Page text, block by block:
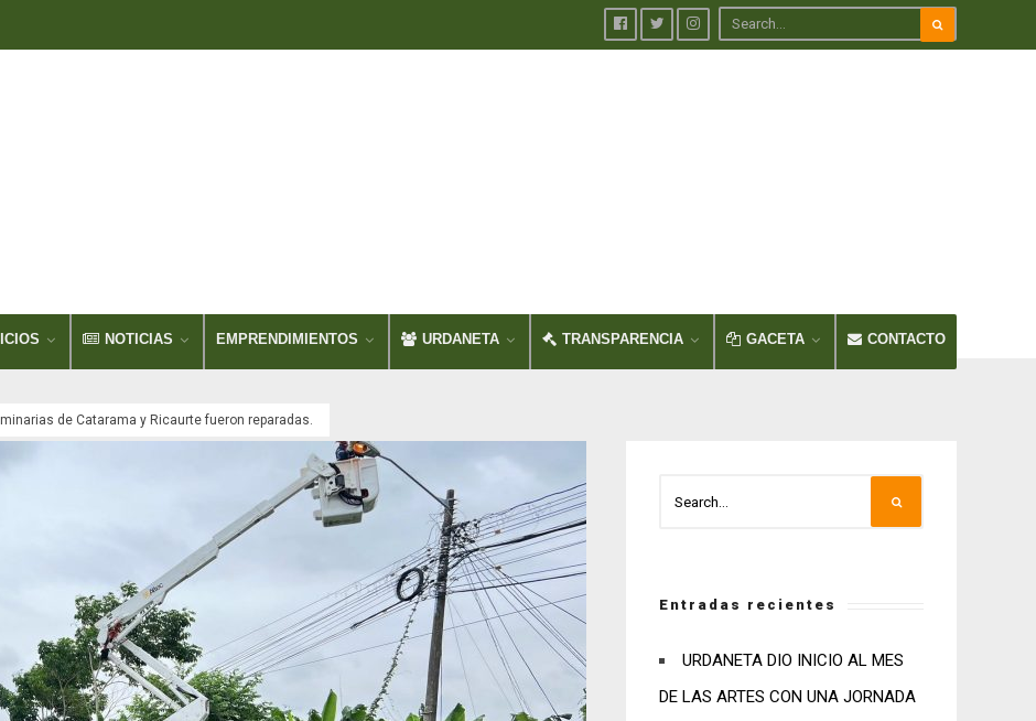
NOTICIAS EMPRENDIMIENTOS URDANETA TRANSPARENCIA GACETA CONTACTO
de Catarama y Ricaurte fueron reparadas.
Entradas recientes
URDANETA DIO INICIO AL MES
DE LAS ARTES CON UNA JORNADA